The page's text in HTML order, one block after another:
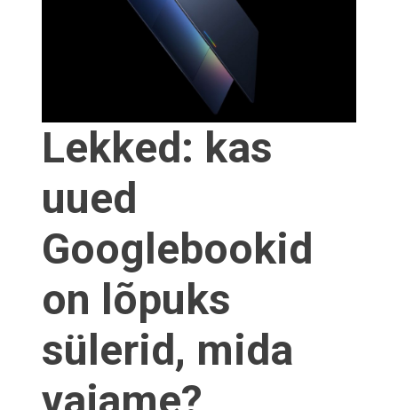
Lekked: kas
uued
Googlebookid
on lõpuks
sülerid, mida